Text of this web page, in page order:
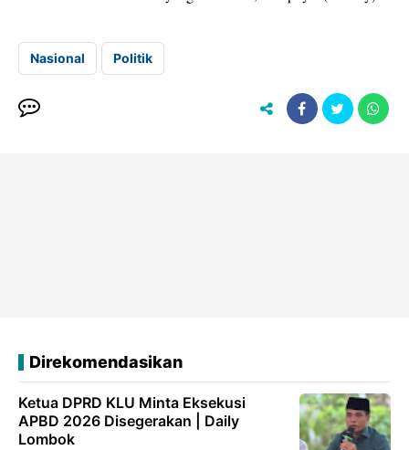
Nasional Politik
Direkomendasikan
Ketua DPRD KLU Minta Eksekusi
APBD 2026 Disegerakan | Daily
Lombok